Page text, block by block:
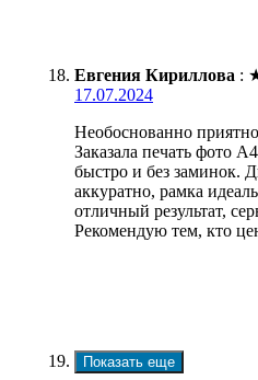
Евгения Кириллова :
17.07.2024
Необоснованно приятно
Заказала печать фото
быстро и без заминок.
аккуратно, рамка
отличный результат,
Рекомендую тем, кто
Показать еще